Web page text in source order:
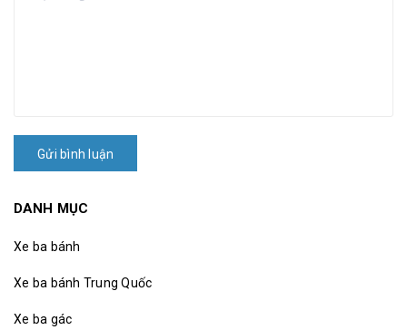
Gửi bình luận
DANH MỤC
Xe ba bánh
Xe ba bánh Trung Quốc
Xe ba gác